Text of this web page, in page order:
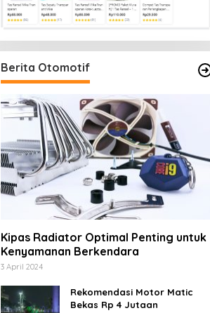
Berita Otomotif
Kipas Radiator Optimal Penting untuk
Kenyamanan Berkendara
3 April 2024
Rekomendasi Motor Matic
Bekas Rp 4 Jutaan